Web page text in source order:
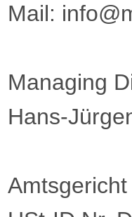
Mail:
Managing
Hans-